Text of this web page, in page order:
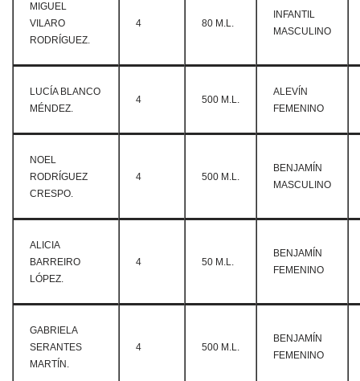
MIGUEL
VILARO
RODRÍGUEZ.
4 80 M.L.
INFANTIL
MASCULINO
LUCÍA BLANCO
MÉNDEZ.
4 500 M.L.
ALEVÍN
FEMENINO
NOEL
RODRÍGUEZ
CRESPO.
4 500 M.L.
BENJAMÍN
MASCULINO
ALICIA
BARREIRO
LÓPEZ.
4 50 M.L.
BENJAMÍN
FEMENINO
GABRIELA
SERANTES
MARTÍN.
4 500 M.L.
BENJAMÍN
FEMENINO